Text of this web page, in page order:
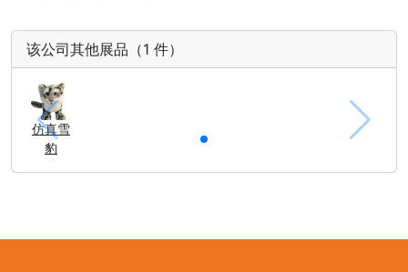
该公司其他展品（1 件）
仿真雪
豹